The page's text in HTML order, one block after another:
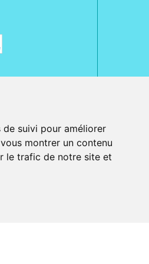
suivi pour améliorer
montrer un contenu
le trafic de notre site et
Androïd 5.0 ou version